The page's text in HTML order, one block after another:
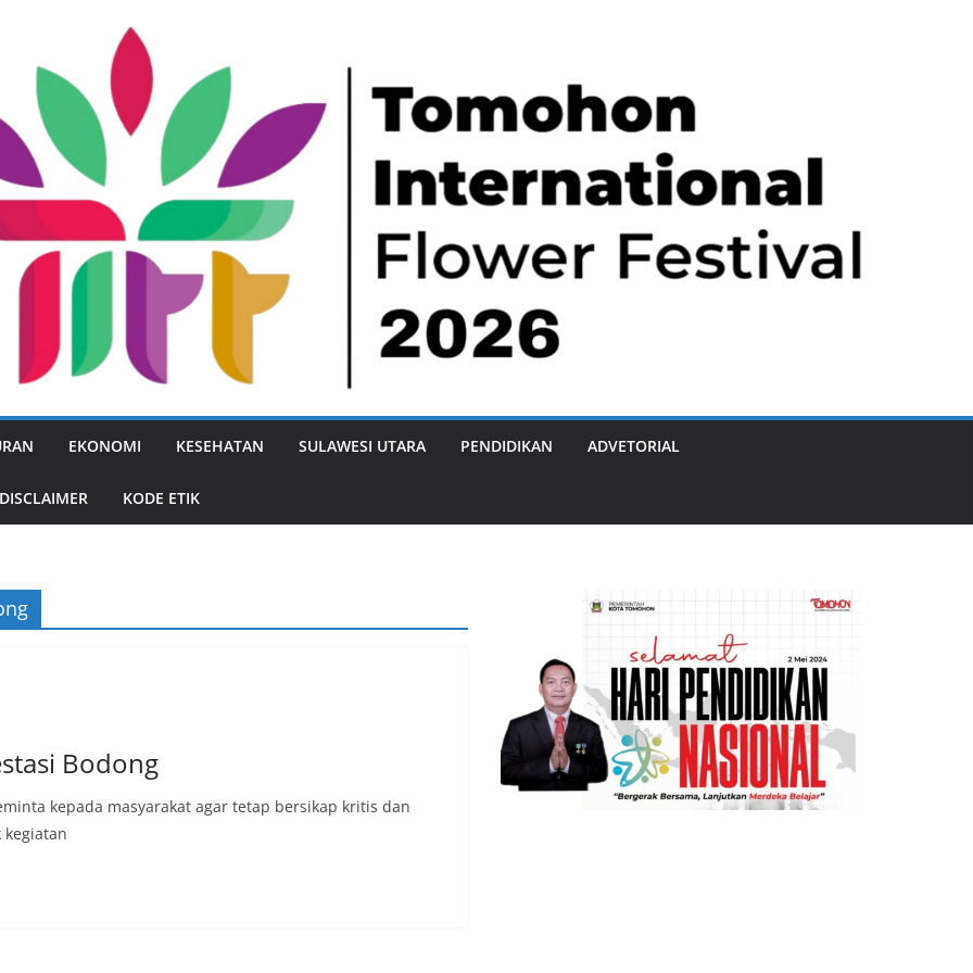
EKONOMI KESEHATAN SULAWESI UTARA PENDIDIKAN ADVETORIAL
DISCLAIMER KODE ETIK
Bodong
kepada masyarakat agar tetap bersikap kritis dan